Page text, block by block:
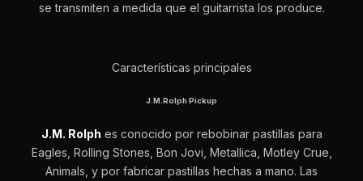
se transmiten a medida que el guitarrista los produce.
Características principales
J.M.Rolph Pickup
J.M. Rolph es conocido por rebobinar pastillas para
Eagles, Rolling Stones, Bon Jovi, Metallica, Motley Crue,
Animals, y por fabricar pastillas hechas a mano. Las